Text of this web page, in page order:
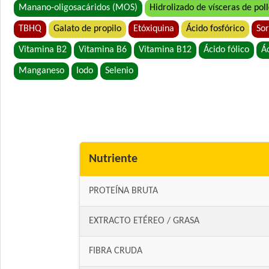
Manano-oligosacáridos (MOS) Hidrolizado de vísceras de
TBHQ Galato de propilo Etóxiquina Ácido fosfórico
Vitamina B2 Vitamina B6 Vitamina B12 Ácido fólico
Manganeso Iodo Selenio
Nutriente
PROTEÍNA BRUTA
EXTRACTO ETÉREO / GRASA
FIBRA CRUDA